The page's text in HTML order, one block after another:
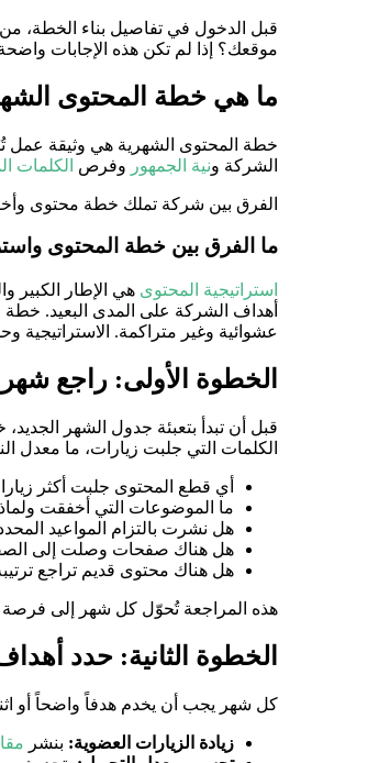
قبل الدخول في تفاصيل بناء
موقعك؟ إذا لم تكن هذه الإجابات واضحة
ما هي خطة المحتوى
خطة المحتوى الشهرية هي وثيقة عمل
الشركة ونية الجمهور وفرص الكلمات
الفرق بين شركة تملك خطة محتوى
ما الفرق بين خطة المحتوى
استراتيجية المحتوى هي الإطار الكبير
أهداف الشركة على المدى البعيد. خطة
عشوائية وغير متراكمة. الاستراتيجية
الخطوة الأولى: راجع
قبل أن تبدأ بتعبئة جدول الشهر الجديد، خصص 30 دقيقة لمراجعة ما نشرته الشهر
الكلمات التي جلبت زيارات، ما معدل
أي قطع المحتوى جلبت أكثر
ما الموضوعات التي أخفقت
هل نشرت بالتزام المواعيد
هل هناك صفحات وصلت إلى
هل هناك محتوى قديم تراجع
هذه المراجعة تُحوّل كل شهر إلى فرصة
الخطوة الثانية: حدد
كل شهر يجب أن يخدم هدفاً واضحاً أو
زيادة الزيارات العضوية: بنشر